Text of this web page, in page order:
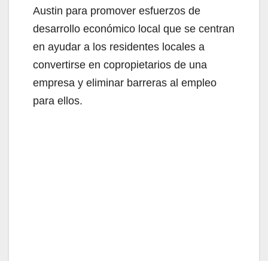
Austin para promover esfuerzos de
desarrollo económico local que se centran
en ayudar a los residentes locales a
convertirse en copropietarios de una
empresa y eliminar barreras al empleo
para ellos.